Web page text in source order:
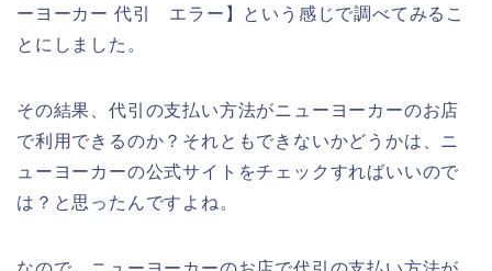
ーヨーカー 代引 エラー】という感じで調べてみるこ
とにしました。
その結果、代引の支払い方法がニューヨーカーのお店
で利用できるのか？それともできないかどうかは、ニ
ューヨーカーの公式サイトをチェックすればいいので
は？と思ったんですよね。